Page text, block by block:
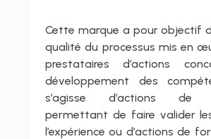
Cette marque a pour objectif
qualité du processus mis en
prestataires d’actions
développement des
s’agisse d’actions de
permettant de faire valider
l’expérience ou d’actions de